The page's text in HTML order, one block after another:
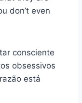
don’t even
consciente
obsessivos
está